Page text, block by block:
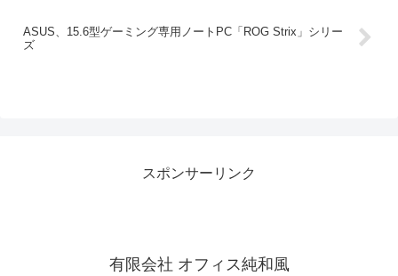
ASUS、15.6型ゲーミング専用ノートPC「ROG Strix」シリー
ズ
スポンサーリンク
有限会社 オフィス純和風